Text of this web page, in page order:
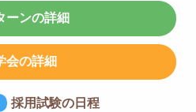
ーンの詳細
会の詳細
採用試験の日程